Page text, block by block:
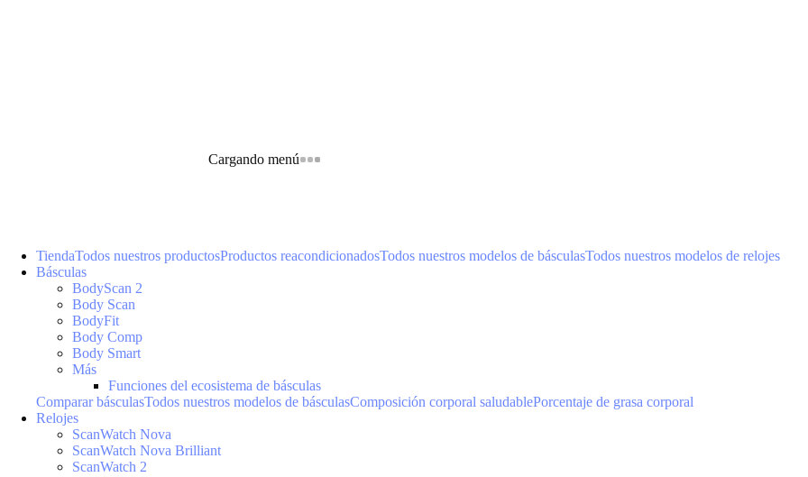
Cargando menú
TiendaTodos nuestros productosProductos reacondicionadosTodos nuestros modelos de básculasTodos nuestros modelos de relojes
Básculas
BodyScan 2
Body Scan
BodyFit
Body Comp
Body Smart
Más
Funciones del ecosistema de básculas
Comparar básculasTodos nuestros modelos de básculasComposición corporal saludablePorcentaje de grasa corporal
Relojes
ScanWatch Nova
ScanWatch Nova Brilliant
ScanWatch 2